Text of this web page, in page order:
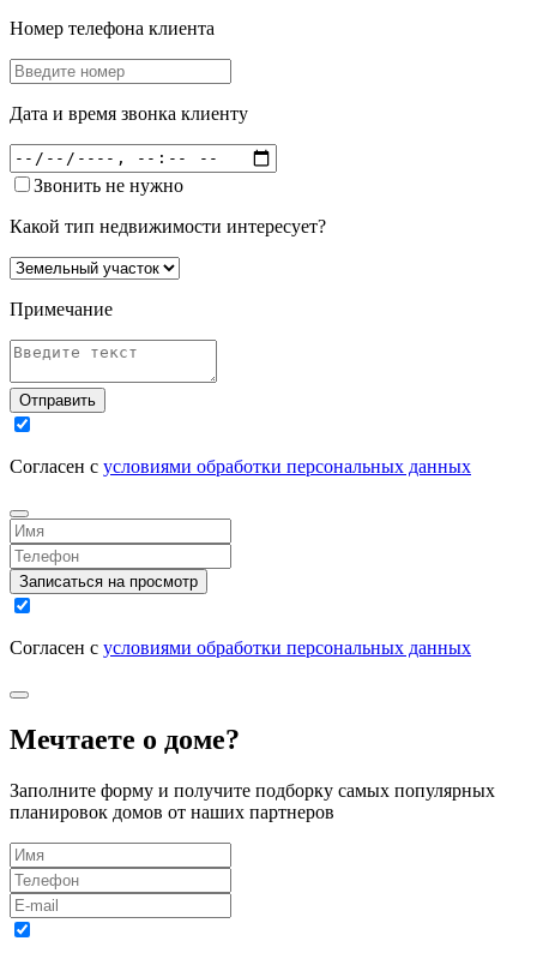
Номер телефона клиента
Дата и время звонка клиенту
Звонить не нужно
Какой тип недвижимости интересует?
Примечание
Отправить
Согласен с условиями обработки персональных данных
Записаться на просмотр
Согласен с условиями обработки персональных данных
Мечтаете о доме?
Заполните форму и получите подборку самых популярных
планировок домов от наших партнеров